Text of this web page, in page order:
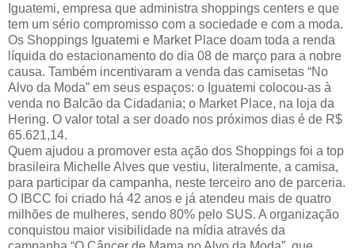
Iguatemi, empresa que administra shoppings centers e que
tem um sério compromisso com a sociedade e com a moda.
Os Shoppings Iguatemi e Market Place doam toda a renda
líquida do estacionamento do dia 08 de março para a nobre
causa. Também incentivaram a venda das camisetas “No
Alvo da Moda” em seus espaços: o Iguatemi colocou-as à
venda no Balcão da Cidadania; o Market Place, na loja da
Hering. O valor total a ser doado nos próximos dias é de R$
65.621,14.
Quem ajudou a promover esta ação dos Shoppings foi a top
brasileira Michelle Alves que vestiu, literalmente, a camisa,
para participar da campanha, neste terceiro ano de parceria.
O IBCC foi criado há 42 anos e já atendeu mais de quatro
milhões de mulheres, sendo 80% pelo SUS. A organização
conquistou maior visibilidade na mídia através da